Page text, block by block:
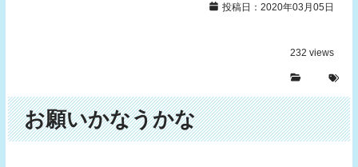
投稿日：2020年03月05日
232 views
お願いかなうかな